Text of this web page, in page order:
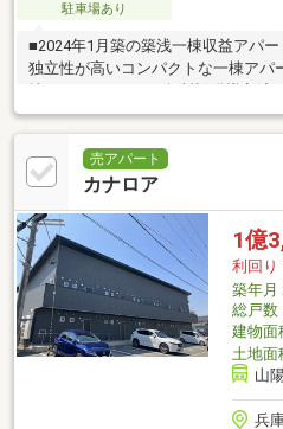
駐車場あり
■2024年1月築の築浅一棟収益アパ
独立性が高いコンパクトな一棟アパ
件 ■満室想
売アパート
カナロア
1億
利回り
築年月
総戸数
建物面
土地面
山
兵